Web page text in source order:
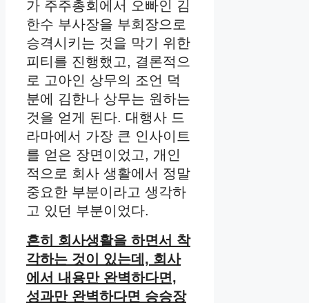
가 주주총회에서 오빠인 김
한수 부사장을 부회장으로
승격시키는 것을 막기 위한
피티를 진행했고, 결론적으
로 고아인 상무의 조언 덕
분에 김한나 상무는 원하는
것을 얻게 된다. 대행사 드
라마에서 가장 큰 인사이트
를 얻은 장면이었고, 개인
적으로 회사 생활에서 정말
중요한 부분이라고 생각하
고 있던 부분이었다.
흔히 회사생활을 하면서 착
각하는 것이 있는데, 회사
에서 내용만 완벽하다면,
성과만 완벽하다면 승승장